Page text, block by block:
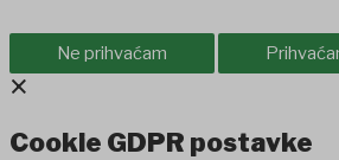
Ne prihvaćam
×
Cookie GDPR postavke